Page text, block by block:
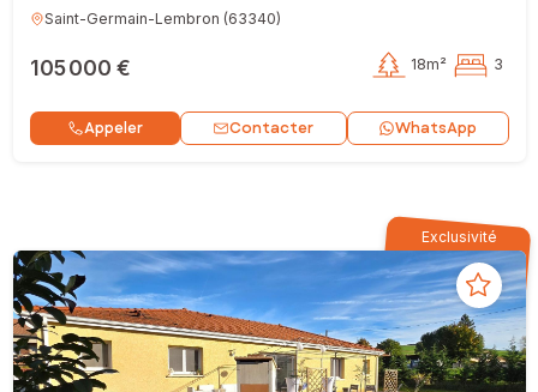
Saint-Germain-Lembron (63340)
105 000 € 18m² 3
Appeler Contacter WhatsApp
Exclusivité